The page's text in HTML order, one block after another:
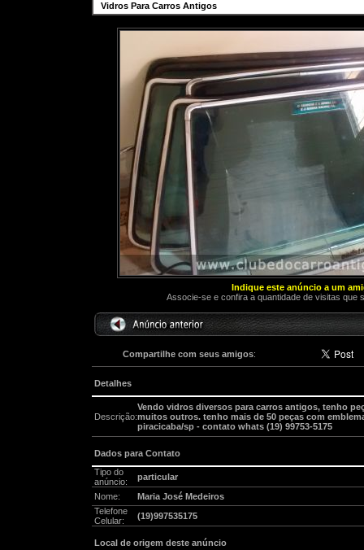
Vidros Para Carros Antigos
Indique este anúncio a um
Associe-se e confira a quantidade de visitas que
Compartilhe com seus amigos:
Detalhes
Descrição:
Vendo vidros diversos para carros antigos, tenho
muitos outros. tenho mais de 50 peças com
piracicaba/sp - contato whats (19) 99753-5175
Dados para Contato
Tipo do
anúncio:
particular
Nome:
Maria José Medeiros
Telefone
Celular:
(19)997535175
Local de origem deste anúncio